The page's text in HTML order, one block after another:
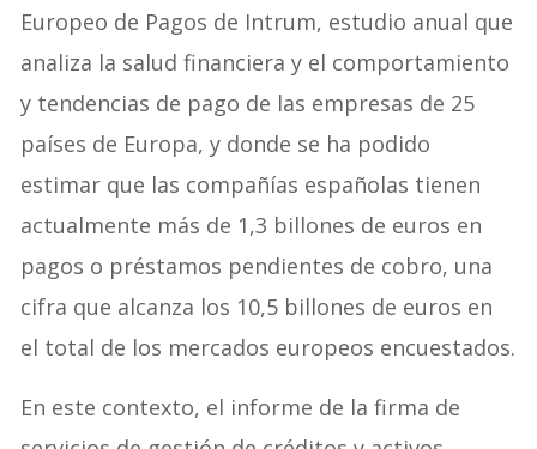
Europeo de Pagos de Intrum, estudio anual que
analiza la salud financiera y el comportamiento
y tendencias de pago de las empresas de 25
países de Europa, y donde se ha podido
estimar que las compañías españolas tienen
actualmente más de 1,3 billones de euros en
pagos o préstamos pendientes de cobro, una
cifra que alcanza los 10,5 billones de euros en
el total de los mercados europeos encuestados.
En este contexto, el informe de la firma de